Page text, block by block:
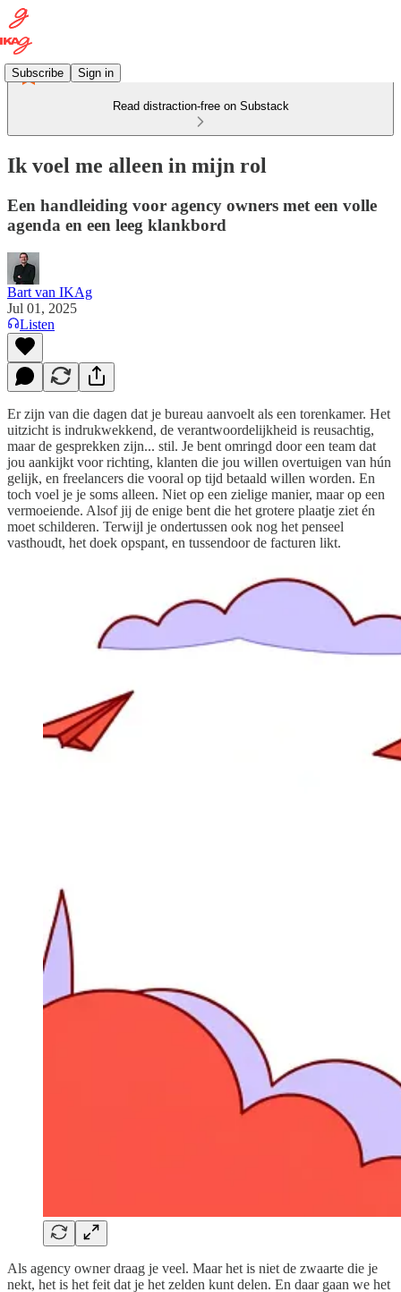
Subscribe Sign in
Read distraction-free on Substack
Ik voel me alleen in mijn rol
Een handleiding voor agency owners met een volle
agenda en een leeg klankbord
Bart van IKAg
Jul 01, 2025
Listen
Er zijn van die dagen dat je bureau aanvoelt als een torenkamer. Het
uitzicht is indrukwekkend, de verantwoordelijkheid is reusachtig,
maar de gesprekken zijn... stil. Je bent omringd door een team dat
jou aankijkt voor richting, klanten die jou willen overtuigen van hún
gelijk, en freelancers die vooral op tijd betaald willen worden. En
toch voel je je soms alleen. Niet op een zielige manier, maar op een
vermoeiende. Alsof jij de enige bent die het grotere plaatje ziet én
moet schilderen. Terwijl je ondertussen ook nog het penseel
vasthoudt, het doek opspant, en tussendoor de facturen likt.
Als agency owner draag je veel. Maar het is niet de zwaarte die je
nekt, het is het feit dat je het zelden kunt delen. En daar gaan we het